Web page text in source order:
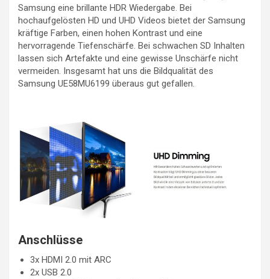
Samsung eine brillante HDR Wiedergabe. Bei
hochaufgelösten HD und UHD Videos bietet der Samsung
kräftige Farben, einen hohen Kontrast und eine
hervorragende Tiefenschärfe. Bei schwachen SD Inhalten
lassen sich Artefakte und eine gewisse Unschärfe nicht
vermeiden. Insgesamt hat uns die Bildqualität des
Samsung UE58MU6199 überaus gut gefallen.
Anschlüsse
3x HDMI 2.0 mit ARC
2x USB 2.0